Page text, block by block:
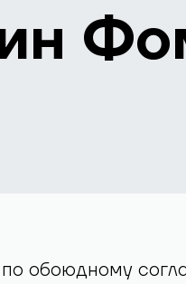
обоюдному